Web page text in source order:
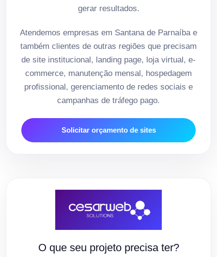
gerar resultados.
Atendemos empresas em Santana de Parnaíba e
também clientes de outras regiões que precisam
de site institucional, landing page, loja virtual, e-
commerce, manutenção mensal, hospedagem
profissional, gerenciamento de redes sociais e
campanhas de tráfego pago.
Solicitar orçamento de sites
O que seu projeto precisa ter?